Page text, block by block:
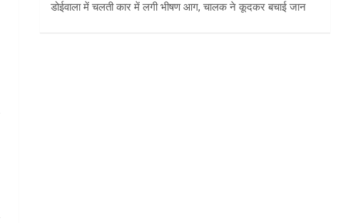
डोईवाला में चलती कार में लगी भीषण आग, चालक ने कूदकर बचाई जान